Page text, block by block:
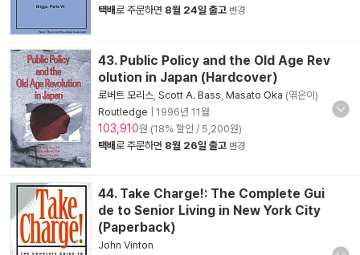
택배로 주문하면 8월 24일 출고 변경
43. Public Policy and the Old Age Rev
olution in Japan (Hardcover)
로버트 모리스 Scott A. Bass Masato Oka (엮은이)
Routledge
1996년 11월
103,910원 (18% 할인 / 5,200원)
택배로 주문하면 8월 26일 출고 변경
44. Take Charge!: The Complete Gui
de to Senior Living in New York City
(Paperback)
John Vinton